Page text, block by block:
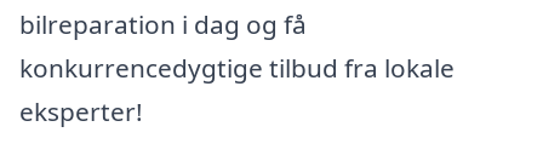
bilreparation i dag og få
konkurrencedygtige tilbud fra lokale
eksperter!